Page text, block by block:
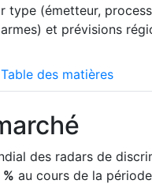
type (émetteur,
et prévisions
Table des matières
des radars de
au cours de la